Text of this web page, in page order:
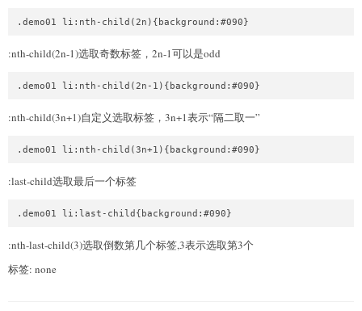
:nth-child(2n-1)选取奇数标签，2n-1可以是odd
:nth-child(3n+1)自定义选取标签，3n+1表示“隔二取一”
:last-child选取最后一个标签
:nth-last-child(3)选取倒数第几个标签,3表示选取第3个
标签: none